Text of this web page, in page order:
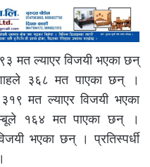
मत ल्याएर विजयी भएका छन्
३६८ मत पाएका छन् ।
३१९ मत ल्याएर विजयी भएका
१६४ मत पाएका छन् ।
भएका छन् । प्रतिस्पर्धी